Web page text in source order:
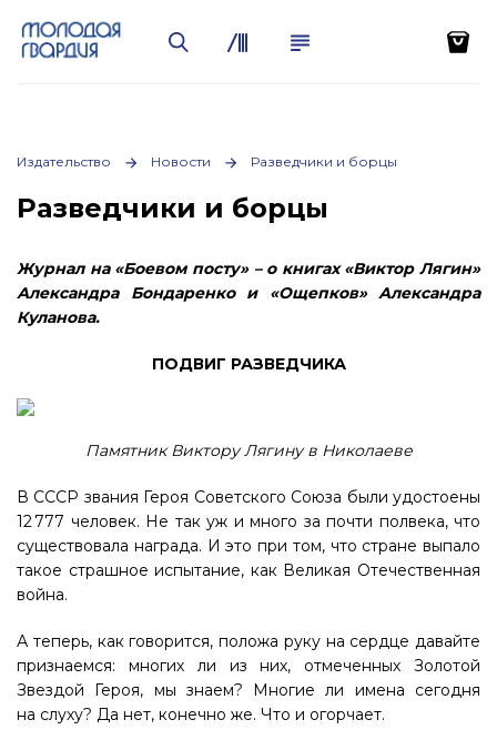
Издательство Новости Разведчики и борцы
Разведчики и борцы
Журнал на «Боевом посту» – о книгах «Виктор Лягин»
Александра Бондаренко и «Ощепков» Александра
Куланова.
ПОДВИГ РАЗВЕДЧИКА
Памятник Виктору Лягину в Николаеве
В СССР звания Героя Советского Союза были удостоены
12 777 человек. Не так уж и много за почти полвека, что
существовала награда. И это при том, что стране выпало
такое страшное испытание, как Великая Отечественная
война.
А теперь, как говорится, положа руку на сердце давайте
признаемся: многих ли из них, отмеченных Золотой
Звездой Героя, мы знаем? Многие ли имена сегодня
на слуху? Да нет, конечно же. Что и огорчает.